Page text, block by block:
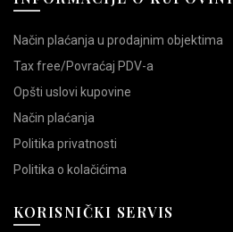
Način plaćanja u prodajnim objektima
Tax free/Povraćaj PDV-a
Opšti uslovi kupovine
Način plaćanja
Politika privatnosti
Politika o kolačićima
KORISNIČKI SERVIS